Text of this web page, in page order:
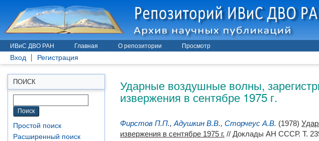
ИВиС ДВО РАН Главная О репозитории Просмотр
Вход Регистрация
ПОИСК
Простой поиск
Расширенный поиск
Ударные воздушные волны,
извержения в сентябре 1975 г.
Фирстов П.П., Адушкин В.В., Сторчеус А.В. (1978)
извержения в сентябре 1975 г. // Доклады АН СССР. Т.